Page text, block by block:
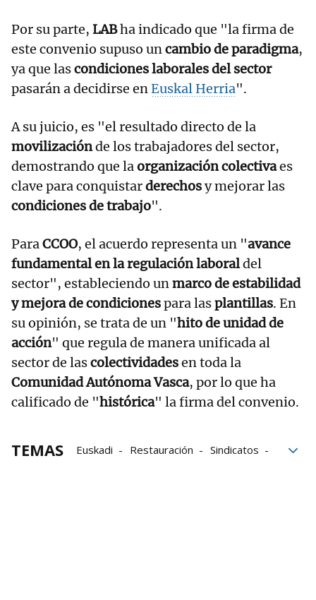
Por su parte, LABha indicado que "la firma de
este convenio supuso uncambio de paradigma,
ya que lascondiciones laborales del sector
pasarán a decidirse enEuskal Herria".
A su juicio, es "el resultado directo de la
movilizaciónde los trabajadores del sector,
demostrando que laorganización colectivaes
clave para conquistarderechosy mejorar las
condiciones de trabajo".
ParaCCOO, el acuerdo representa un "avance
fundamental en la regulación laboraldel
sector", estableciendo unmarco de estabilidad
y mejora de condicionespara lasplantillas. En
su opinión, se trata de un "hito de unidad de
acción" que regula de manera unificada al
sector de lascolectividadesen toda la
Comunidad Autónoma Vasca, por lo que ha
calificado de "histórica" la firma del convenio.
TEMAS Euskadi Restauración
Sindicatos